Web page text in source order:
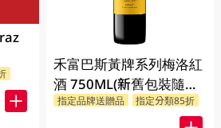
禾富巴斯黃牌系列梅洛紅
酒 750ML(新舊包裝隨機
發貨)
指定品牌送贈品 指定分類85折